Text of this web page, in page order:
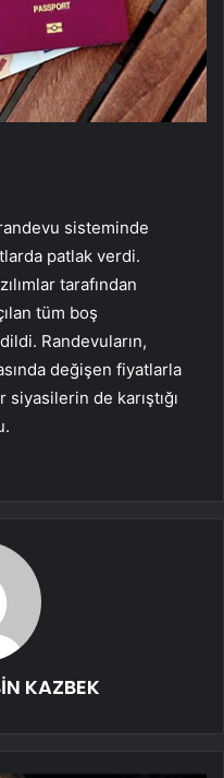
sisteminde
patlak verdi.
tarafından
tüm boş
Randevuların,
değişen fiyatlarla
siyasilerin de karıştığı
KAZBEK